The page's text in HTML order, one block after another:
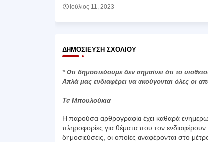
Ιούλιος 11, 2023
ΔΗΜΟΣΊΕΥΣΗ ΣΧΟΛΊΟΥ
* Οτι δημοσιεύουμε δεν σημαίνει ότι το
Απλά μας ενδιαφέρει να ακούγονται όλες οι
Τα Μπουλούκια
Η παρούσα αρθρογραφία έχει καθαρά
πληροφορίες για θέματα που τον
δημοσιεύσεις, οι οποίες αναφέρονται στο